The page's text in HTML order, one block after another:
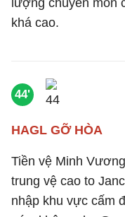
lượng chuyên môn
khá cao.
44'
HAGL GỠ HÒA
Tiền vệ Minh
trung vệ cao to
nhập khu vực cấm